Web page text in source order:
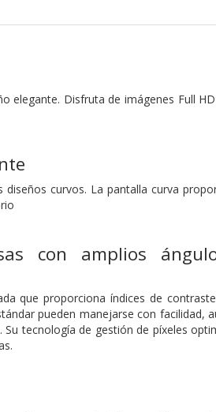
elegante. Disfruta de imágenes Full
curvos. La pantalla curva
con amplios
que proporciona índices de
pueden manejarse con facilidad,
tecnología de gestión de píxeles